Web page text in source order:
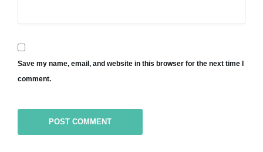
Save my name, email, and website in this browser for the next time I
comment.